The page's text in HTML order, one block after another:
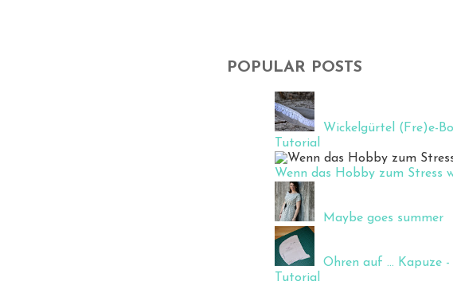
POPULAR POSTS
Wickelgürtel (Fre)e-
Tutorial
Wenn das Hobby zum Stress
Maybe goes summer
Ohren auf ... Kapuze -
Tutorial